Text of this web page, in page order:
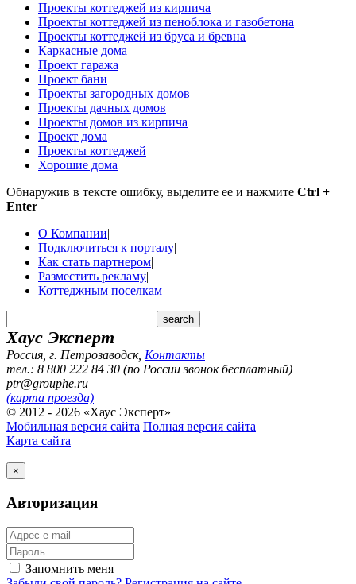
Проекты коттеджей из кирпича
Проекты коттеджей из пеноблока и газобетона
Проекты коттеджей из бруса и бревна
Каркасные дома
Проект гаража
Проект бани
Проекты загородных домов
Проекты дачных домов
Проекты домов из кирпича
Проект дома
Проекты коттеджей
Хорошие дома
Обнаружив в тексте ошибку, выделите ее и нажмите Ctrl +
Enter
О Компании|
Подключиться к порталу|
Как стать партнером|
Разместить рекламу|
Коттеджным поселкам
Хаус Эксперт
Россия, г. Петрозаводск, Контакты
тел.: 8 800 222 84 30 (по России звонок бесплатный)
ptr@grouphe.ru
(карта проезда)
© 2012 - 2026 «Хаус Эксперт»
Мобильная версия сайта Полная версия сайта
Карта сайта
×
Авторизация
Запомнить меня